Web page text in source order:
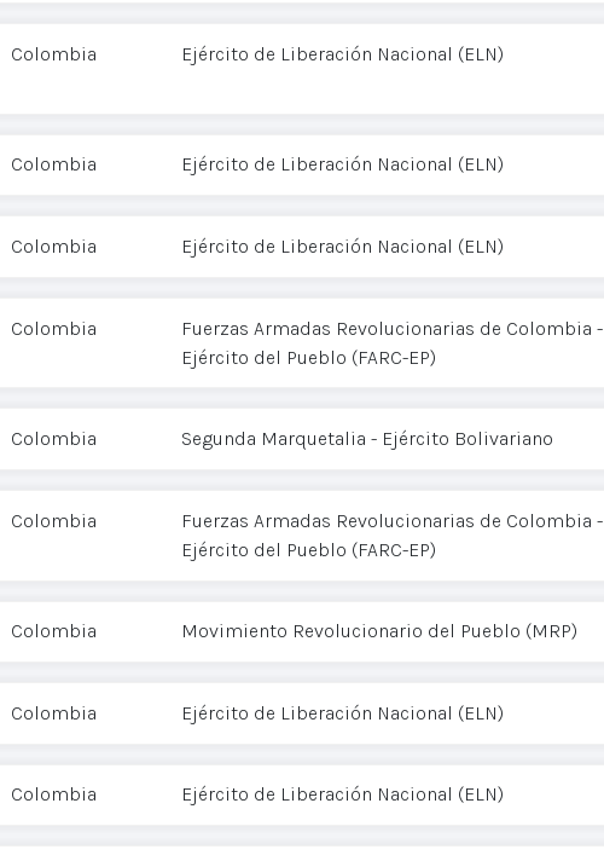
Colombia Ejército de Liberación Nacional (ELN)
Colombia Ejército de Liberación Nacional (ELN)
Colombia Ejército de Liberación Nacional (ELN)
Colombia
Fuerzas Armadas Revolucionarias de Colombia -
Ejército del Pueblo (FARC-EP)
Colombia Segunda Marquetalia - Ejército Bolivariano
Colombia
Fuerzas Armadas Revolucionarias de Colombia -
Ejército del Pueblo (FARC-EP)
Colombia Movimiento Revolucionario del Pueblo (MRP)
Colombia Ejército de Liberación Nacional (ELN)
Colombia Ejército de Liberación Nacional (ELN)